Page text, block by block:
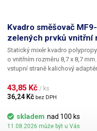
Kvadro směšovač
zelených prvků vnitřní
Statický mixér kvadro
o vnitřním rozměru 8,7 x 8,7
vstupní straně kalichový
43,85 Kč / ks
36,24 Kč bez DPH
skladem nad 100 ks
11.08.2026 může být u Vás